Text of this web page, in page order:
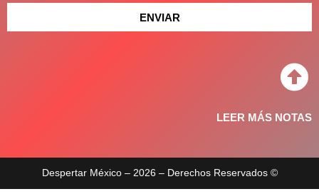
ENVIAR
LEER MÁS NOTAS
Despertar México – 2026 – Derechos Reservados ©